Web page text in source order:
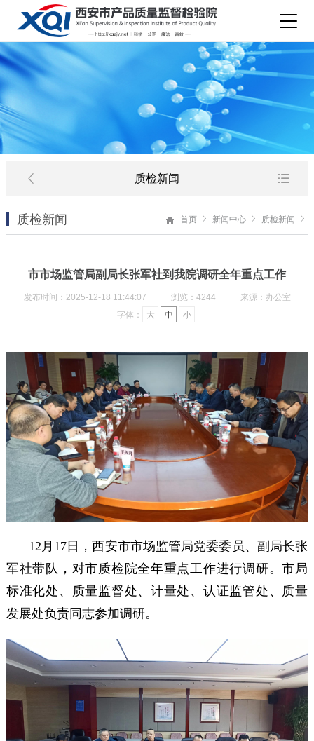
质检新闻
质检新闻 首页 新闻中心 质检新闻
市市场监管局副局长张军社到我院调研全年重点工作
发布时间：2025-12-18 11:44:07 浏览：4244
来源：办公室
字体：
大 中 小
12月17日，西安市市场监管局党委委员、副局长张
军社带队，对市质检院全年重点工作进行调研。市局
标准化处、质量监督处、计量处、认证监管处、质量
发展处负责同志参加调研。